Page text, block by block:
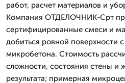
работ, расчет материалов и
Компания ОТДЕЛОЧНИК-Срт
сертифицированные смеси и
добиться ровной поверхности
микробетона. Стоимость
сложности, состояния стены и
результата; примерная